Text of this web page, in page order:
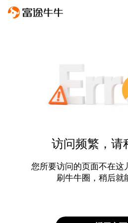
访问频繁，请
您所要访问的页面不在这
刷牛牛圈，稍后就